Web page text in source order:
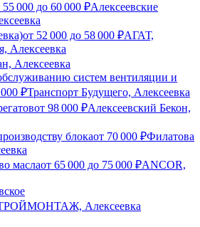
55 000 до 60 000 ₽Алексеевские
от 52 000 до 58 000 ₽АГАТ,
Алексеевка
Алексеевка
систем вентиляции и
₽Транспорт Будущего, Алексеевка
от 98 000 ₽Алексеевский Бекон,
блокаот 70 000 ₽Филатова
маслаот 65 000 до 75 000 ₽ANCOR,
Алексеевка